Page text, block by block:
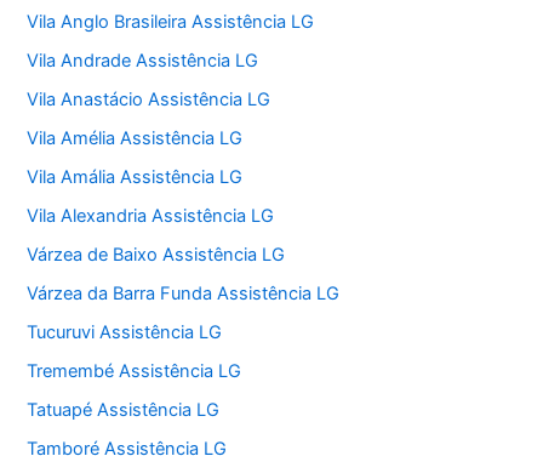
Vila Anglo Brasileira Assistência LG
Vila Andrade Assistência LG
Vila Anastácio Assistência LG
Vila Amélia Assistência LG
Vila Amália Assistência LG
Vila Alexandria Assistência LG
Várzea de Baixo Assistência LG
Várzea da Barra Funda Assistência LG
Tucuruvi Assistência LG
Tremembé Assistência LG
Tatuapé Assistência LG
Tamboré Assistência LG